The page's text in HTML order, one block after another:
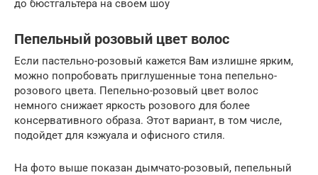
до бюстгальтера на своем шоу
Пепельный розовый цвет волос
Если пастельно-розовый кажется Вам излишне ярким,
можно попробовать приглушенные тона пепельно-
розового цвета. Пепельно-розовый цвет волос
немного снижает яркость розового для более
консервативного образа. Этот вариант, в том числе,
подойдет для кэжуала и офисного стиля.
На фото выше показан дымчато-розовый, пепельный